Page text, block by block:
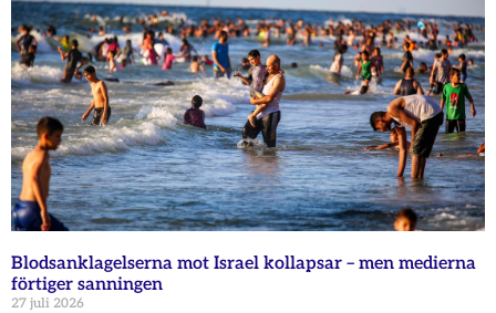
Blodsanklagelserna mot Israel kollapsar – men medierna
förtiger sanningen
27 juli 2026